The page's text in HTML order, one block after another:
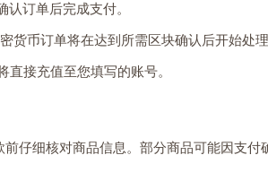
订单后完成支付。
货币订单将在达到所需区块确认后开始处理
接充值至您填写的账号。
仔细核对商品信息。部分商品可能因支